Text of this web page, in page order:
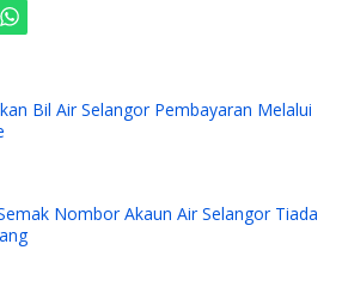
Bil Air Selangor Pembayaran Melalui
Nombor Akaun Air Selangor Tiada